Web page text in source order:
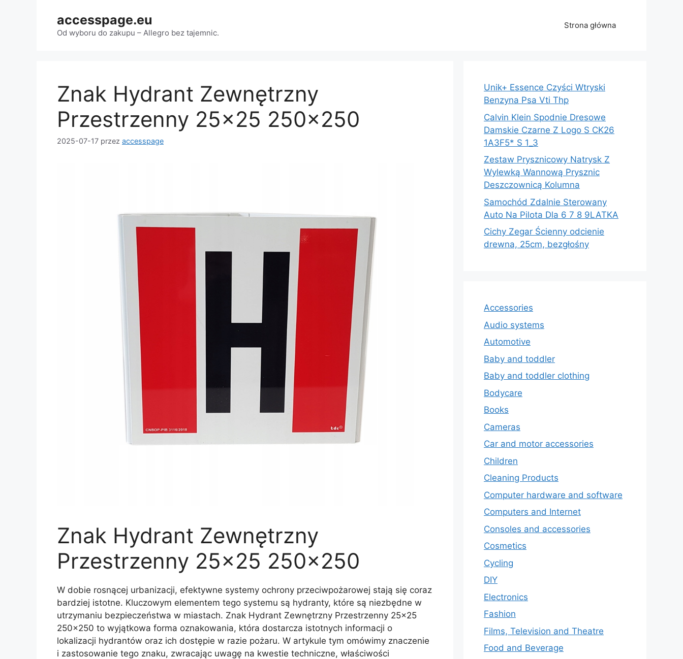
accesspage.eu
Od wyboru do zakupu – Allegro bez tajemnic.
Strona główna
Znak Hydrant Zewnętrzny
Przestrzenny 25×25 250×250
2025-07-17 przez accesspage
Znak Hydrant Zewnętrzny
Przestrzenny 25×25 250×250
W dobie rosnącej urbanizacji, efektywne systemy ochrony przeciwpożarowej stają się coraz
bardziej istotne. Kluczowym elementem tego systemu są hydranty, które są niezbędne w
utrzymaniu bezpieczeństwa w miastach. Znak Hydrant Zewnętrzny Przestrzenny 25×25
250×250 to wyjątkowa forma oznakowania, która dostarcza istotnych informacji o
lokalizacji hydrantów oraz ich dostępie w razie pożaru. W artykule tym omówimy znaczenie
i zastosowanie tego znaku, zwracając uwagę na kwestie techniczne, właściwości
Unik+ Essence Czyści Wtryski
Benzyna Psa Vti Thp
Calvin Klein Spodnie Dresowe
Damskie Czarne Z Logo S CK26
1A3F5* S 1_3
Zestaw Prysznicowy Natrysk Z
Wylewką Wannową Prysznic
Deszczownicą Kolumna
Samochód Zdalnie Sterowany
Auto Na Pilota Dla 6 7 8 9LATKA
Cichy Zegar Ścienny odcienie
drewna, 25cm, bezgłośny
Accessories
Audio systems
Automotive
Baby and toddler
Baby and toddler clothing
Bodycare
Books
Cameras
Car and motor accessories
Children
Cleaning Products
Computer hardware and software
Computers and Internet
Consoles and accessories
Cosmetics
Cycling
DIY
Electronics
Fashion
Films, Television and Theatre
Food and Beverage